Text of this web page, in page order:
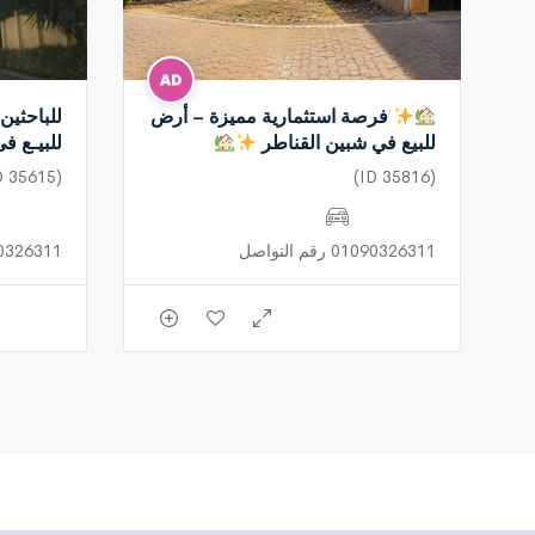
فرصة استثمارية مميزة – أرض
للبيع في شبين القناطر
(ID 35816)
01090326311 رقم التواصل
للبيـع
(ID 35615)
01090326311